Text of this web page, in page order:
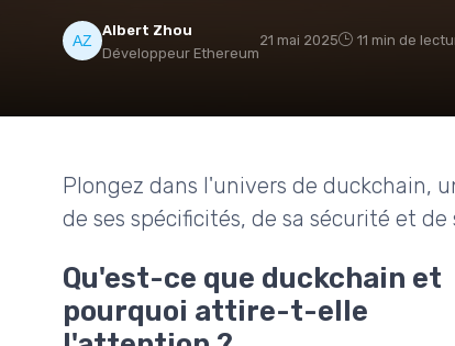
Albert Zhou
Développeur Ethereum
21 mai 2025 11 min de
Plongez dans l'univers de duckchain,
de ses spécificités, de sa sécurité et
Qu'est-ce que duckchain et
pourquoi attire-t-elle